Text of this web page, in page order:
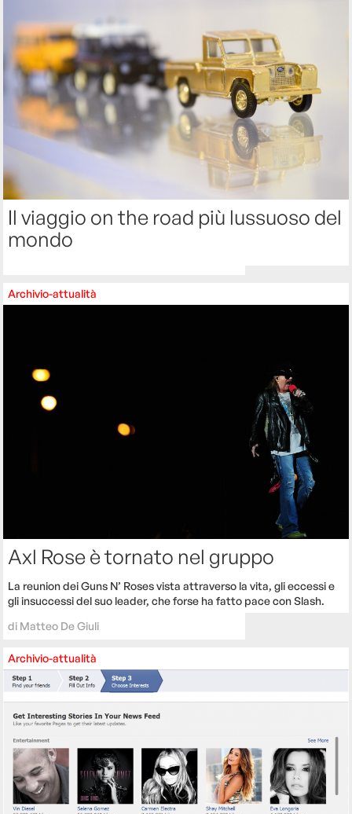
Il viaggio on the road più lussuoso del
mondo
Archivio-attualità
Axl Rose è tornato nel gruppo
La reunion dei Guns N’ Roses vista attraverso la vita, gli eccessi e
gli insuccessi del suo leader, che forse ha fatto pace con Slash.
di Matteo De Giuli
Archivio-attualità